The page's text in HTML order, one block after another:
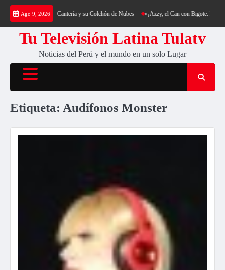
Saltar
contenido
Ago 9, 2026
Trekking al Cerro Cantería y su Colchón de Nubes «¡Azzy, el Can con Bigote: La
Tu Televisión Latina Tulatv
Noticias del Perú y el mundo en un solo Lugar
Etiqueta: Audífonos Monster